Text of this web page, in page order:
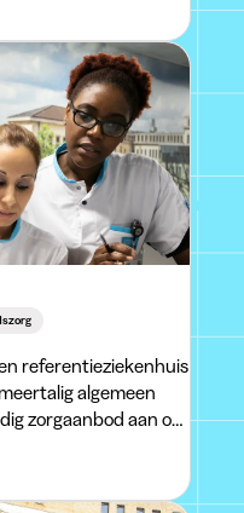
referentieziekenhuis
algemeen
zorgaanbod aan op
St-Michiel in
Vita Medical